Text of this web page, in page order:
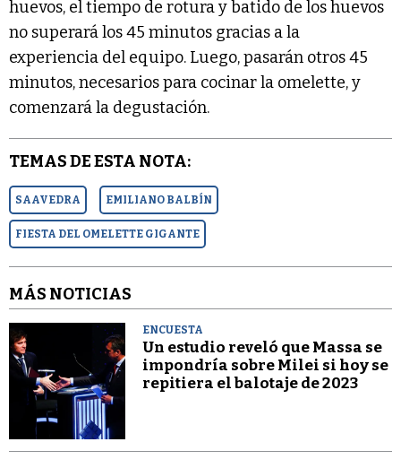
huevos, el tiempo de rotura y batido de los huevos
no superará los 45 minutos gracias a la
experiencia del equipo. Luego, pasarán otros 45
minutos, necesarios para cocinar la omelette, y
comenzará la degustación.
TEMAS DE ESTA NOTA:
SAAVEDRA EMILIANO BALBÍN
FIESTA DEL OMELETTE GIGANTE
MÁS NOTICIAS
ENCUESTA
Un estudio reveló que Massa se
impondría sobre Milei si hoy se
repitiera el balotaje de 2023